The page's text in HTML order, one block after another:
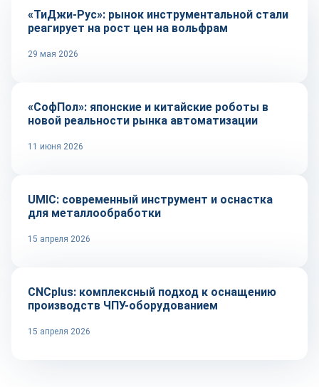
«ТиДжи-Рус»: рынок инструментальной стали
реагирует на рост цен на вольфрам
29 мая 2026
Автоматизация
«СофПол»: японские и китайские роботы в
новой реальности рынка автоматизации
11 июня 2026
Оборудование и инструмент
UMIC: современный инструмент и оснастка
для металлообработки
15 апреля 2026
Оборудование и инструмент
CNCplus: комплексный подход к оснащению
производств ЧПУ-оборудованием
15 апреля 2026